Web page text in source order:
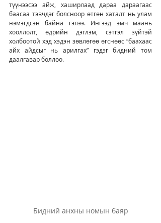
түүнээсээ айж, хаширлаад дараа дараагаас
баасаа тэвчдэг болсноор өтгөн хаталт нь улам
нэмэгдсэн байна гэлээ. Ингээд эмч маань
хооллолт, өдрийн дэглэм, сэтгэл зүйтэй
холбоотой хэд хэдэн зөвлөгөө өгснөөс “баахаас
айх айдсыг нь арилгах” гэдэг бидний том
даалгавар боллоо.
Бидний анхны номын баяр